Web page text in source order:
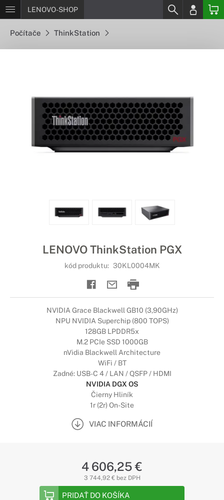
LENOVO-SHOP
Počítače ThinkStation
LENOVO ThinkStation PGX
kód produktu: 30KL0004MK
NVIDIA Grace Blackwell GB10 (3,90GHz)
NPU NVIDIA Superchip (800 TOPS)
128GB LPDDR5x
M.2 PCIe SSD 1000GB
nVidia Blackwell Architecture
WiFi / BT
Zadné: USB-C 4 / LAN / QSFP / HDMI
NVIDIA DGX OS
Čierny Hliník
1r (2r) On-Site
VIAC INFORMÁCIÍ
4 606,25 €
3 744,92 € bez DPH
PRIDAŤ DO KOŠÍKA